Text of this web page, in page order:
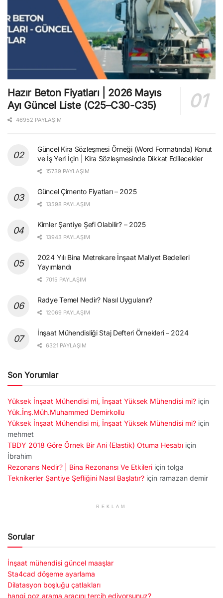
Hazır Beton Fiyatları | 2026 Mayıs
Ayı Güncel Liste (C25–C30-C35)
46952 PAYLAŞIM
Güncel Kira Sözleşmesi Örneği (Word Formatında) Konut
ve İş Yeri İçin | Kira Sözleşmesinde Dikkat Edilecekler
15739 PAYLAŞIM
Güncel Çimento Fiyatları – 2025
13598 PAYLAŞIM
Kimler Şantiye Şefi Olabilir? – 2025
13943 PAYLAŞIM
2024 Yılı Bina Metrekare İnşaat Maliyet Bedelleri
Yayımlandı
7015 PAYLAŞIM
Radye Temel Nedir? Nasıl Uygulanır?
12069 PAYLAŞIM
İnşaat Mühendisliği Staj Defteri Örnekleri – 2024
6321 PAYLAŞIM
Son Yorumlar
Yüksek İnşaat Mühendisi mi, İnşaat Yüksek Mühendisi mi? için
Yük.İnş.Müh.Muhammed Demirkollu
Yüksek İnşaat Mühendisi mi, İnşaat Yüksek Mühendisi mi? için
mehmet
TBDY 2018 Göre Örnek Bir Ani (Elastik) Otuma Hesabı için
İbrahim
Rezonans Nedir? | Bina Rezonansı Ve Etkileri için tolga
Teknikerler Şantiye Şefliğini Nasıl Başlatır? için ramazan demir
REKLAM
Sorular
İnşaat mühendisi güncel maaşlar
Sta4cad döşeme ayarlama
Dilatasyon boşluğu çatlakları
hangi poz arama aracını tercih ediyorsunuz?